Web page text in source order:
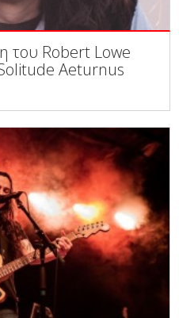
του Robert Lowe
Aeturnus